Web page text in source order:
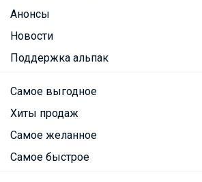
Анонсы
Новости
Поддержка альпак
Самое выгодное
Хиты продаж
Самое желанное
Самое быстрое